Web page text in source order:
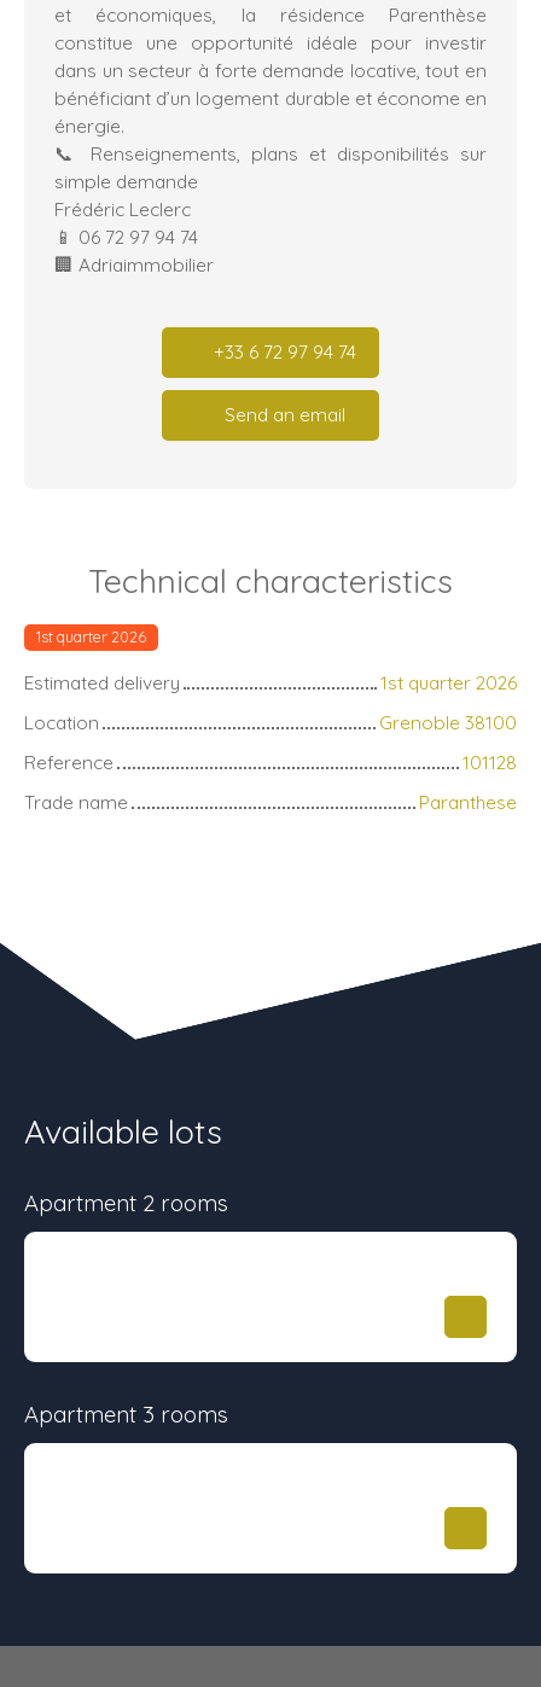
et économiques, la résidence Parenthèse
constitue une opportunité idéale pour investir
dans un secteur à forte demande locative, tout en
bénéficiant d’un logement durable et économe en
énergie.
📞 Renseignements, plans et disponibilités sur
simple demande
Frédéric Leclerc
📱 06 72 97 94 74
🏢 Adriaimmobilier
+33 6 72 97 94 74
Send an email
Technical characteristics
1st quarter 2026
Estimated delivery
1st quarter 2026
Location
Grenoble 38100
Reference
101128
Trade name
Paranthese
Available lots
Apartment 2 rooms
Apartment 3 rooms